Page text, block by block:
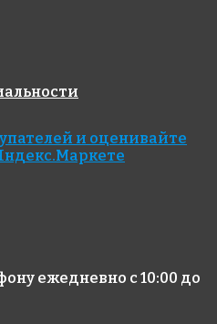
AKE218
Испания
340x340
ежедневно с 10:00 до